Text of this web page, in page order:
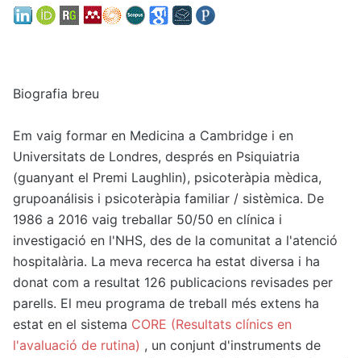
Biografia breu
Em vaig formar en Medicina a Cambridge i en
Universitats de Londres, després en Psiquiatria
(guanyant el Premi Laughlin), psicoteràpia mèdica,
grupoanálisis i psicoteràpia familiar / sistèmica. De
1986 a 2016 vaig treballar 50/50 en clínica i
investigació en l'NHS, des de la comunitat a l'atenció
hospitalària. La meva recerca ha estat diversa i ha
donat com a resultat 126 publicacions revisades per
parells. El meu programa de treball més extens ha
estat en el sistema CORE (Resultats clínics en
l'avaluació de rutina) , un conjunt d'instruments de